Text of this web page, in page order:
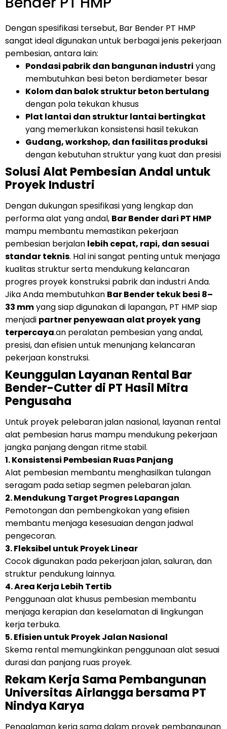
Dengan spesifikasi tersebut, Bar Bender PT HMP
sangat ideal digunakan untuk berbagai jenis pekerjaan
pembesian, antara lain:
Pondasi pabrik dan bangunan industri yang
membutuhkan besi beton berdiameter besar
Kolom dan balok struktur beton bertulang
dengan pola tekukan khusus
Plat lantai dan struktur lantai bertingkat
yang memerlukan konsistensi hasil tekukan
Gudang, workshop, dan fasilitas produksi
dengan kebutuhan struktur yang kuat dan presisi
Solusi Alat Pembesian Andal untuk
Proyek Industri
Dengan dukungan spesifikasi yang lengkap dan
performa alat yang andal, Bar Bender dari PT HMP
mampu membantu memastikan pekerjaan
pembesian berjalan lebih cepat, rapi, dan sesuai
standar teknis. Hal ini sangat penting untuk menjaga
kualitas struktur serta mendukung kelancaran
progres proyek konstruksi pabrik dan industri Anda.
Jika Anda membutuhkan Bar Bender tekuk besi 8–
33 mmyang siap digunakan di lapangan, PT HMP siap
menjadi partner penyewaan alat proyek yang
terpercaya.an peralatan pembesian yang andal,
presisi, dan efisien untuk menunjang kelancaran
pekerjaan konstruksi.
Keunggulan Layanan Rental Bar
Bender-Cutter di PT Hasil Mitra
Pengusaha
Untuk proyek pelebaran jalan nasional, layanan rental
alat pembesian harus mampu mendukung pekerjaan
jangka panjang dengan ritme stabil.
1. Konsistensi Pembesian Ruas Panjang
Alat pembesian membantu menghasilkan tulangan
seragam pada setiap segmen pelebaran jalan.
2. Mendukung Target Progres Lapangan
Pemotongan dan pembengkokan yang efisien
membantu menjaga kesesuaian dengan jadwal
pengecoran.
3. Fleksibel untuk Proyek Linear
Cocok digunakan pada pekerjaan jalan, saluran, dan
struktur pendukung lainnya.
4. Area Kerja Lebih Tertib
Penggunaan alat khusus pembesian membantu
menjaga kerapian dan keselamatan di lingkungan
kerja terbuka.
5. Efisien untuk Proyek Jalan Nasional
Skema rental memungkinkan penggunaan alat sesuai
durasi dan panjang ruas proyek.
Rekam Kerja Sama Pembangunan
Universitas Airlangga bersama PT
Nindya Karya